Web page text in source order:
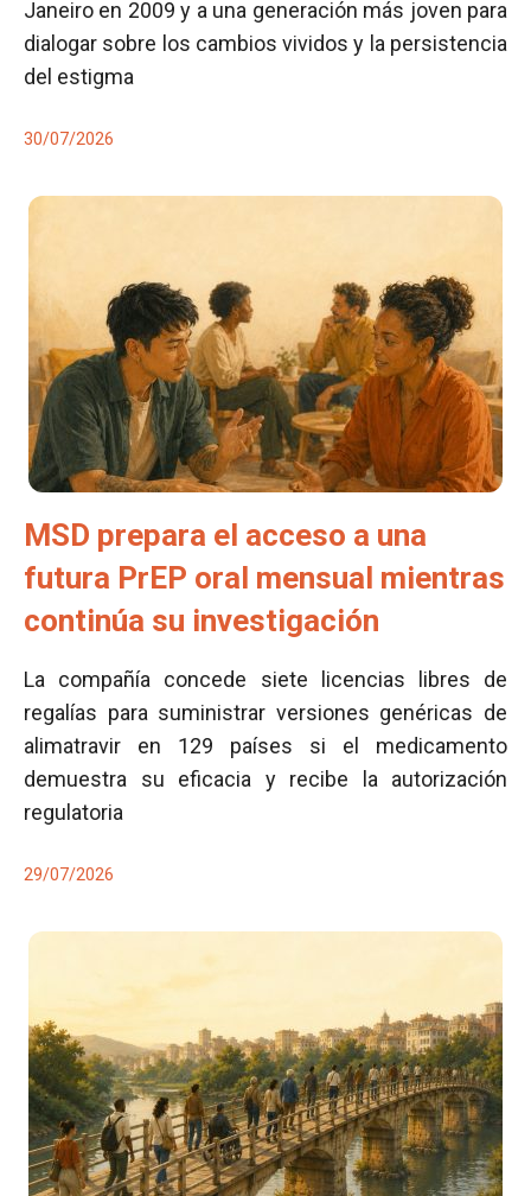
Janeiro en 2009 y a una generación más joven para
dialogar sobre los cambios vividos y la persistencia
del estigma
30/07/2026
MSD prepara el acceso a una
futura PrEP oral mensual mientras
continúa su investigación
La compañía concede siete licencias libres de
regalías para suministrar versiones genéricas de
alimatravir en 129 países si el medicamento
demuestra su eficacia y recibe la autorización
regulatoria
29/07/2026